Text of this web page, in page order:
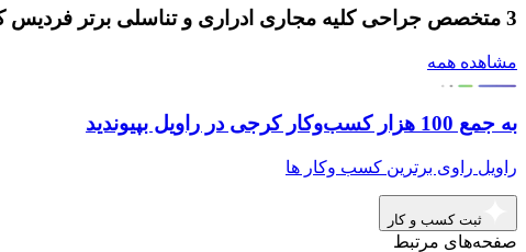
3 متخصص جراحی کلیه مجاری ادراری و تناسلی برتر فردیس کرج
مشاهده همه
به جمع 100 هزار کسب‌وکار کرجی در راویل بپیوندید
راویل راوی برترین کسب وکار ها
ثبت کسب و کار
صفحه‌های مرتبط